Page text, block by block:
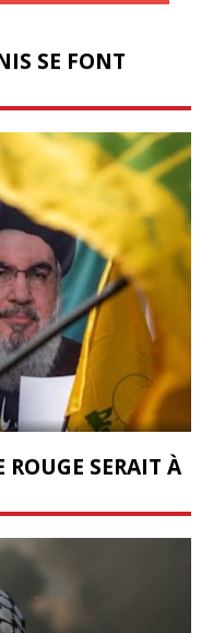
SE FONT
ROUGE SERAIT À